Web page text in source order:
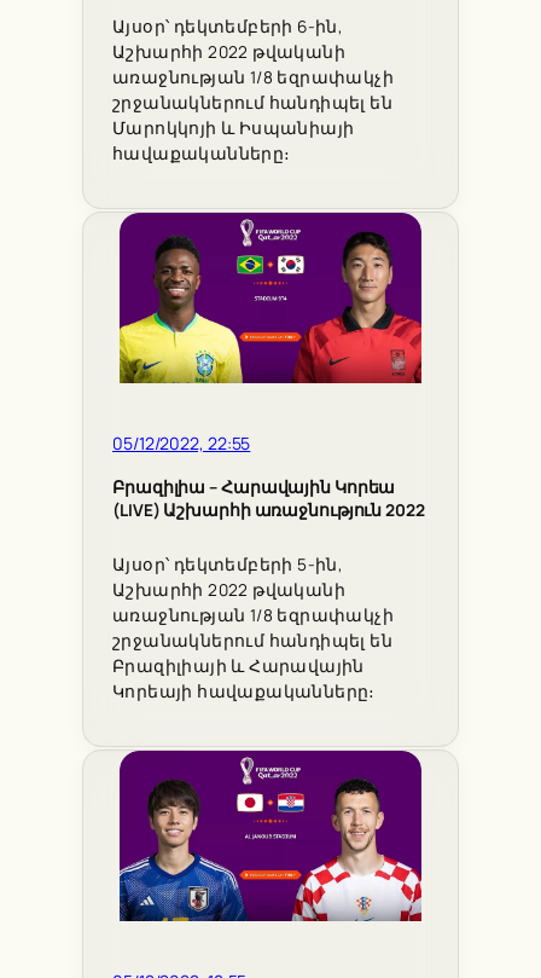
Այսօր՝ դեկտեմբերի 6-ին,
Աշխարհի 2022 թվականի
առաջնության 1/8 եզրափակչի
շրջանակներում հանդիպել են
Մարոկկոյի և Իսպանիայի
հավաքականները։
05/12/2022, 22:55
Բրազիլիա – Հարավային Կորեա
(LIVE) Աշխարհի առաջնություն 2022
Այսօր՝ դեկտեմբերի 5-ին,
Աշխարհի 2022 թվականի
առաջնության 1/8 եզրափակչի
շրջանակներում հանդիպել են
Բրազիլիայի և Հարավային
Կորեայի հավաքականները։